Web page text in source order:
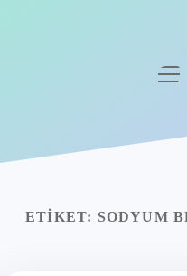
Yasal Uyarı
ETIKET: SODYUM